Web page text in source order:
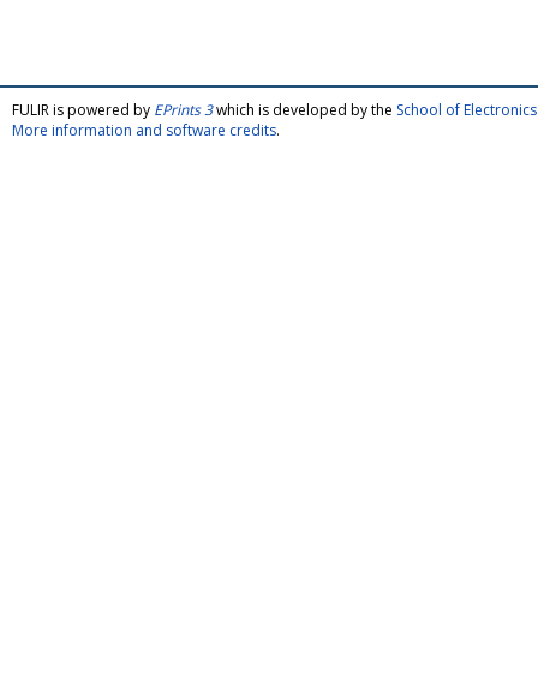
FULIR is powered by EPrints 3which is developed by the School of
More information and software credits.